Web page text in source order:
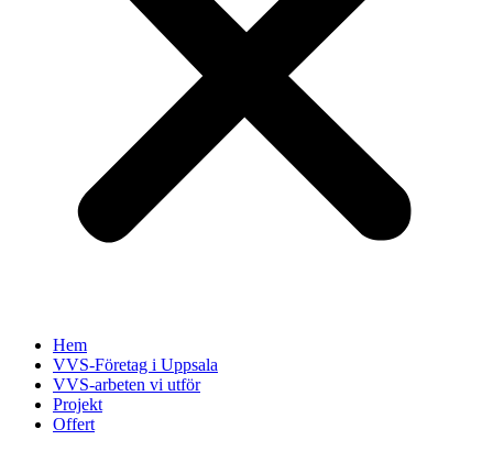
Hem
VVS-Företag i Uppsala
VVS-arbeten vi utför
Projekt
Offert